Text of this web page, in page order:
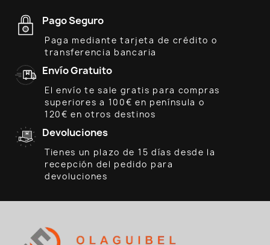
Pago Seguro
Paga mediante tarjeta de crédito o
transferencia bancaria
Envío Gratuito
El envío te sale gratis para compras
superiores a 100€ en península o
120€ en otros destinos
Devoluciones
Tienes un plazo de 15 días desde la
recepción del pedido para
devoluciones